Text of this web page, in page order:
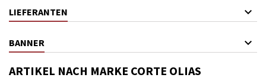
LIEFERANTEN
BANNER
ARTIKEL NACH MARKE CORTE OLIAS